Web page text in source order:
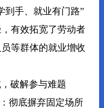
到手、就业有门路”
有效拓宽了劳动者
等群体的就业增收
破解参与难题
彻底摒弃固定场所